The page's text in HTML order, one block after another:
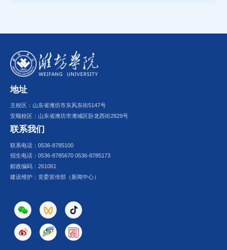
地址
主校区：山东省潍坊市东风东街5147号
安顺校区：山东省潍坊市潍城区卧龙西街2829号
联系我们
联系电话：0536-8785100
招生电话：0536-8785670 0536-8785173
邮政编码：261061
建设维护：党委宣传部（新闻中心）